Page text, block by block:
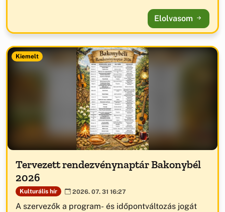
Elolvasom
Kiemelt
Tervezett rendezvénynaptár Bakonybél
2026
Kulturális hír 2026. 07. 31 16:27
A szervezők a program- és időpontváltozás jogát